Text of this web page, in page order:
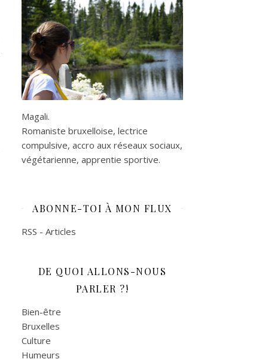
Magali.
Romaniste bruxelloise, lectrice
compulsive, accro aux réseaux sociaux,
végétarienne, apprentie sportive.
ABONNE-TOI À MON FLUX
RSS - Articles
DE QUOI ALLONS-NOUS
PARLER ?!
Bien-être
Bruxelles
Culture
Humeurs